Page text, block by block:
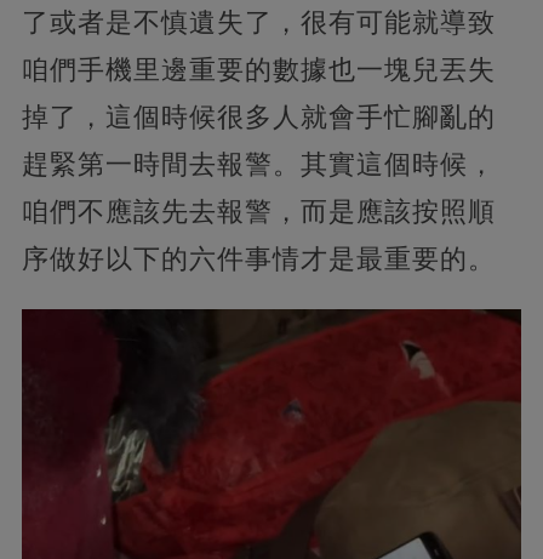
了或者是不慎遺失了，很有可能就導致
咱們手機里邊重要的數據也一塊兒丟失
掉了，這個時候很多人就會手忙腳亂的
趕緊第一時間去報警。其實這個時候，
咱們不應該先去報警，而是應該按照順
序做好以下的六件事情才是最重要的。